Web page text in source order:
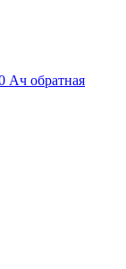
Ач обратная